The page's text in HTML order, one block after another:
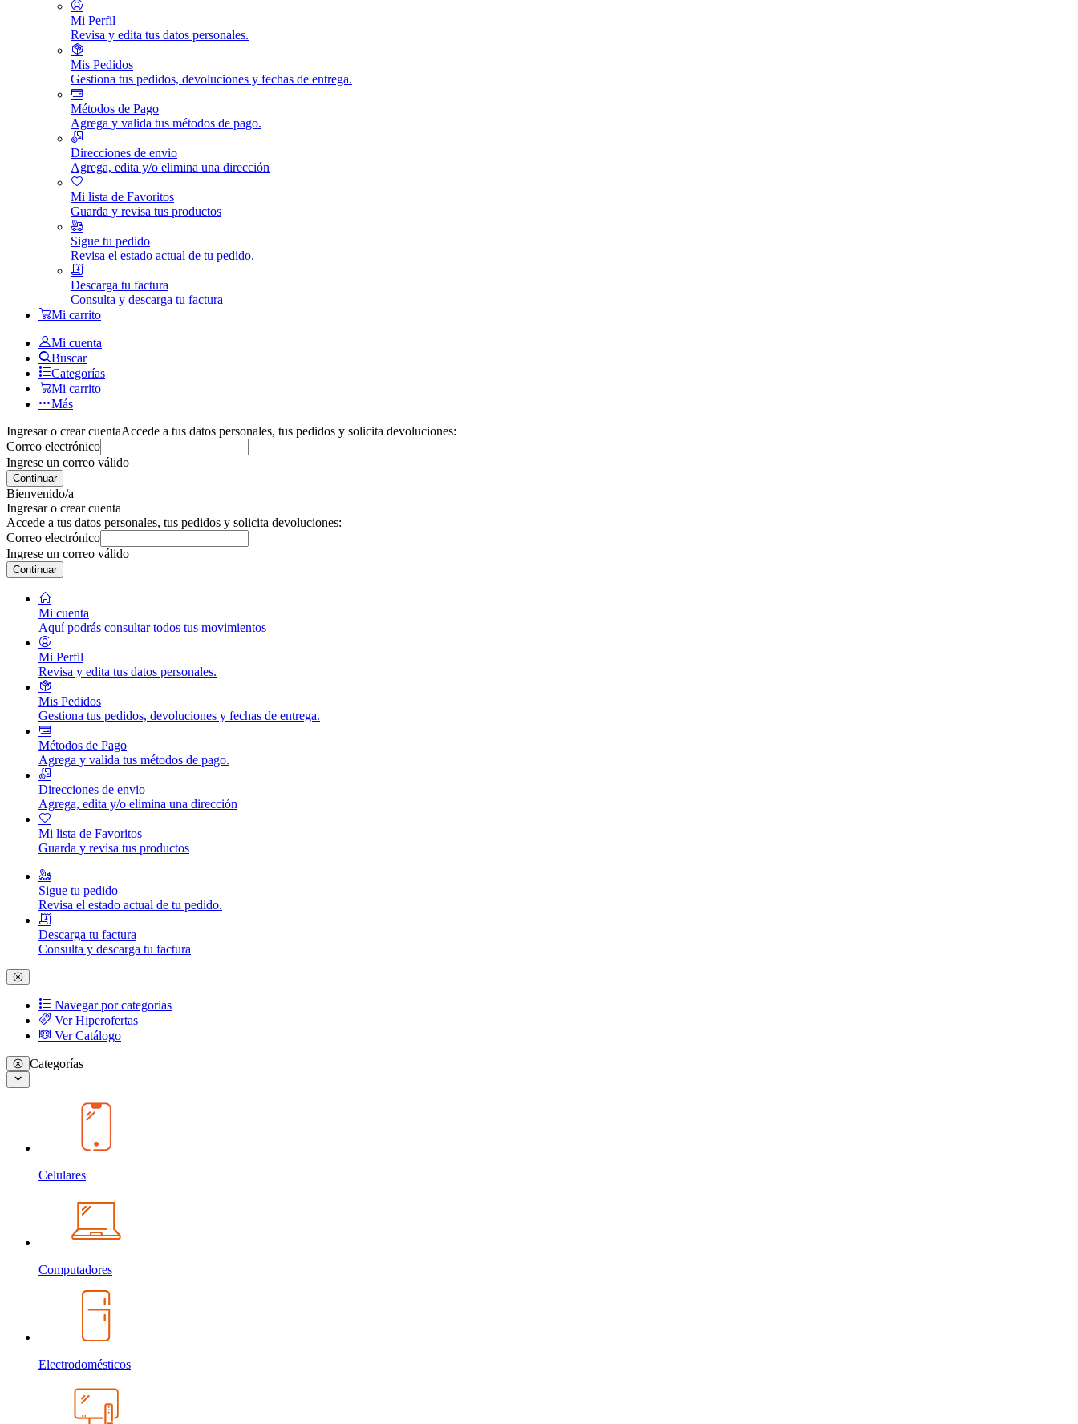
Mi Perfil
Revisa y edita tus datos personales.
Mis Pedidos
Gestiona tus pedidos, devoluciones y fechas de entrega.
Métodos de Pago
Agrega y valida tus métodos de pago.
Direcciones de envio
Agrega, edita y/o elimina una dirección
Mi lista de Favoritos
Guarda y revisa tus productos
Sigue tu pedido
Revisa el estado actual de tu pedido.
Descarga tu factura
Consulta y descarga tu factura
Mi carrito
Mi cuenta
Buscar
Categorías
Mi carrito
Más
Ingresar o crear cuentaAccede a tus datos personales, tus pedidos y solicita devoluciones:
Correo electrónico
Ingrese un correo válido
Continuar
Bienvenido/a
Ingresar o crear cuenta
Accede a tus datos personales, tus pedidos y solicita devoluciones:
Correo electrónico
Ingrese un correo válido
Continuar
Mi cuenta
Aquí podrás consultar todos tus movimientos
Mi Perfil
Revisa y edita tus datos personales.
Mis Pedidos
Gestiona tus pedidos, devoluciones y fechas de entrega.
Métodos de Pago
Agrega y valida tus métodos de pago.
Direcciones de envio
Agrega, edita y/o elimina una dirección
Mi lista de Favoritos
Guarda y revisa tus productos
Sigue tu pedido
Revisa el estado actual de tu pedido.
Descarga tu factura
Consulta y descarga tu factura
Navegar por categorias
Ver Hiperofertas
Ver Catálogo
Categorías
Celulares
Computadores
Electrodomésticos